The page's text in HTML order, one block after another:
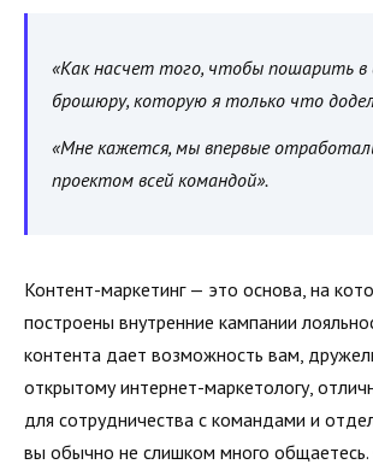
«Как насчет того, чтобы пошарить в
брошюру, которую я только что
«Мне кажется, мы впервые
проектом всей командой».
Контент-маркетинг — это основа, на
построены внутренние кампании
контента дает возможность вам,
открытому интернет-маркетологу,
для сотрудничества с командами и
вы обычно не слишком много общаетесь.